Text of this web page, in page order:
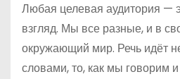
Любая целевая аудитория —
взгляд. Мы все разные, и в
окружающий мир. Речь идёт
словами, то, как мы говорим